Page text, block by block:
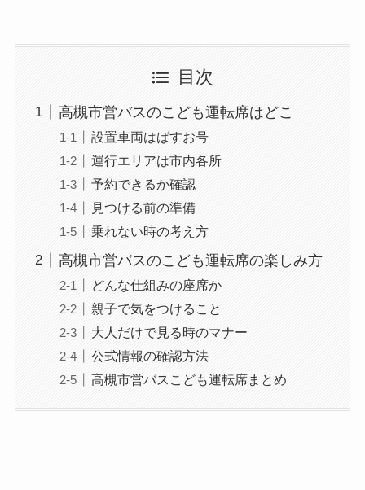
目次
高槻市営バスのこども運転席はどこ
設置車両はばすお号
運行エリアは市内各所
予約できるか確認
見つける前の準備
乗れない時の考え方
高槻市営バスのこども運転席の楽しみ方
どんな仕組みの座席か
親子で気をつけること
大人だけで見る時のマナー
公式情報の確認方法
高槻市営バスこども運転席まとめ